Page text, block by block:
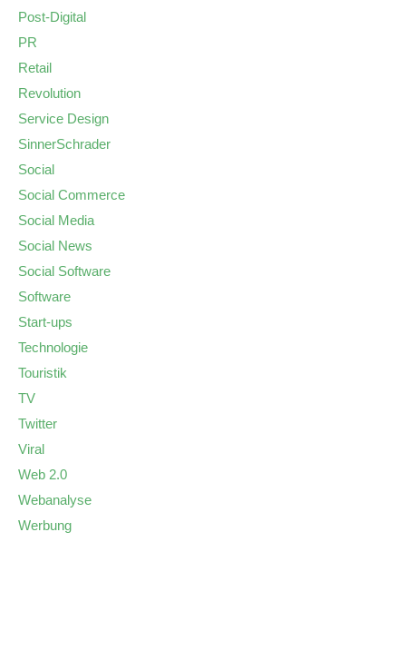
Post-Digital
PR
Retail
Revolution
Service Design
SinnerSchrader
Social
Social Commerce
Social Media
Social News
Social Software
Software
Start-ups
Technologie
Touristik
TV
Twitter
Viral
Web 2.0
Webanalyse
Werbung